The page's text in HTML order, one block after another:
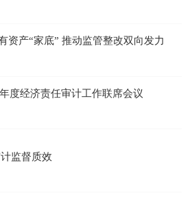
资产“家底” 推动监管整改双向发力
度经济责任审计工作联席会议
监督质效